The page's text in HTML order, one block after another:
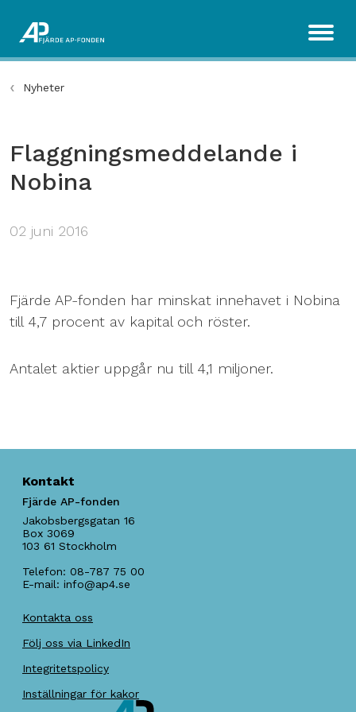
Nyheter
Flaggningsmeddelande i
Nobina
02 juni 2016
Fjärde AP-fonden har minskat innehavet i Nobina
till 4,7 procent av kapital och röster.
Antalet aktier uppgår nu till 4,1 miljoner.
Kontakt
Fjärde AP-fonden
Jakobsbergsgatan 16
Box 3069
103 61 Stockholm
Telefon: 08-787 75 00
E-mail: info@ap4.se
Kontakta oss
Följ oss via LinkedIn
Integritetspolicy
Inställningar för kakor